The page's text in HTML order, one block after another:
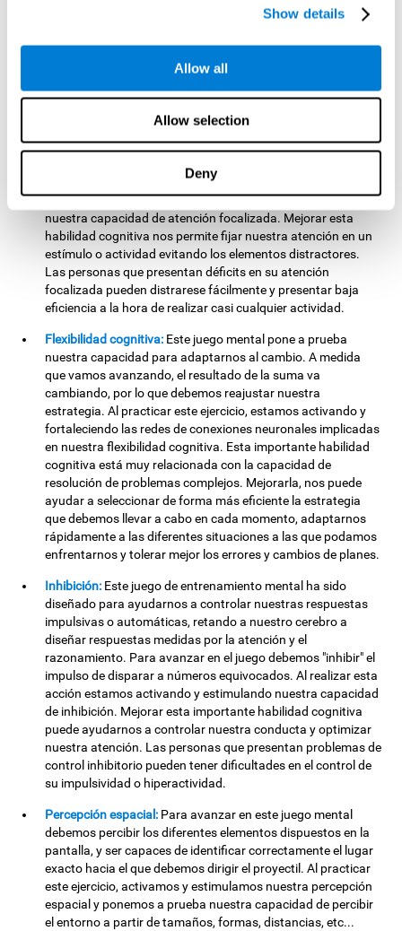
Show details
Allow all
Allow selection
Deny
cognitiva nos ayudará a ser más eficientes en aquellas
cognitivas complejas. Como por ejemplo, la comprensión del
lenguaje, la lectura, las habilidades matemáticas, el
pone a prueba nuestra atención. Para no ser eliminados
debemos analizar cuidadosamente qué número debemos
disparar. Si fallamos el tiro, nuestro proyectil se unirá a la
cola y la cinta irá avanzando y restándonos tiempo. Al
practicar este ejercicio estamos estimulando y fortaleciendo
nuestra capacidad de atención focalizada. Mejorar esta
habilidad cognitiva nos permite fijar nuestra atención en un
estímulo o actividad evitando los elementos distractores.
Las personas que presentan déficits en su atención
focalizada pueden distrarese fácilmente y presentar baja
eficiencia a la hora de realizar casi cualquier actividad.
Flexibilidad cognitiva: Este juego mental pone a prueba
nuestra capacidad para adaptarnos al cambio. A medida
que vamos avanzando, el resultado de la suma va
cambiando, por lo que debemos reajustar nuestra
estrategia. Al practicar este ejercicio, estamos activando y
fortaleciendo las redes de conexiones neuronales implicadas
en nuestra flexibilidad cognitiva. Esta importante habilidad
cognitiva está muy relacionada con la capacidad de
resolución de problemas complejos. Mejorarla, nos puede
ayudar a seleccionar de forma más eficiente la estrategia
que debemos llevar a cabo en cada momento, adaptarnos
rápidamente a las diferentes situaciones a las que podamos
enfrentarnos y tolerar mejor los errores y cambios de planes.
Inhibición: Este juego de entrenamiento mental ha sido
diseñado para ayudarnos a controlar nuestras respuestas
impulsivas o automáticas, retando a nuestro cerebro a
diseñar respuestas medidas por la atención y el
razonamiento. Para avanzar en el juego debemos "inhibir" el
impulso de disparar a números equivocados. Al realizar esta
acción estamos activando y estimulando nuestra capacidad
de inhibición. Mejorar esta importante habilidad cognitiva
puede ayudarnos a controlar nuestra conducta y optimizar
nuestra atención. Las personas que presentan problemas de
control inhibitorio pueden tener dificultades en el control de
su impulsividad o hiperactividad.
Percepción espacial: Para avanzar en este juego mental
debemos percibir los diferentes elementos dispuestos en la
pantalla, y ser capaces de identificar correctamente el lugar
exacto hacia el que debemos dirigir el proyectil. Al practicar
este ejercicio, activamos y estimulamos nuestra percepción
espacial y ponemos a prueba nuestra capacidad de percibir
el entorno a partir de tamaños, formas, distancias, etc...